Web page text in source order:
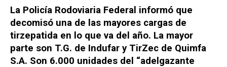
La Policía Rodoviaria Federal informó que
decomisó una de las mayores cargas de
tirzepatida en lo que va del año. La mayor
parte son T.G. de Indufar y TirZec de Quimfa
S.A. Son 6.000 unidades del “adelgazante